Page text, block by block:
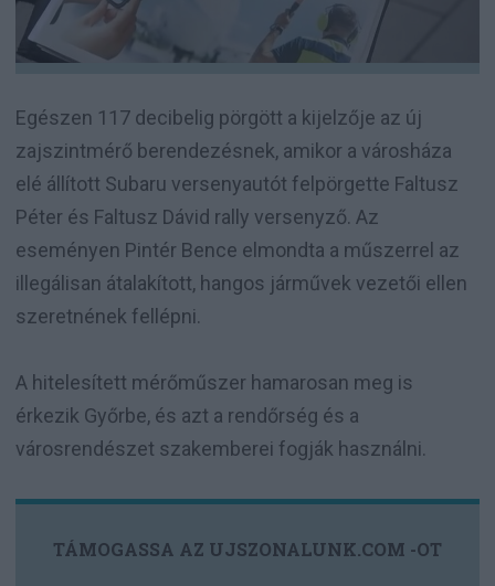
Egészen 117 decibelig pörgött a kijelzője az új
zajszintmérő berendezésnek, amikor a városháza
elé állított Subaru versenyautót felpörgette Faltusz
Péter és Faltusz Dávid rally versenyző. Az
eseményen Pintér Bence elmondta a műszerrel az
illegálisan átalakított, hangos járművek vezetői ellen
szeretnének fellépni.
A hitelesített mérőműszer hamarosan meg is
érkezik Győrbe, és azt a rendőrség és a
városrendészet szakemberei fogják használni.
TÁMOGASSA AZ UJSZONALUNK.COM -OT